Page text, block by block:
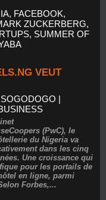
, FACEBOOK,
ZUCKERBERG,
, SUMMER OF
VEUT
|
(PwC), le
du Nigeria va
dans les cinq
Une croissance qui
pour les portails de
en ligne, parmi
Forbes,...